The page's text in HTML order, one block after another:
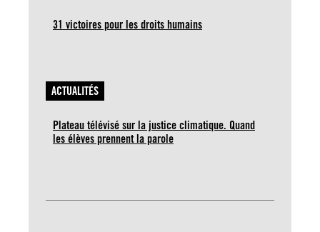
31 victoires pour les droits humains
ACTUALITÉS
Plateau télévisé sur la justice climatique. Quand
les élèves prennent la parole